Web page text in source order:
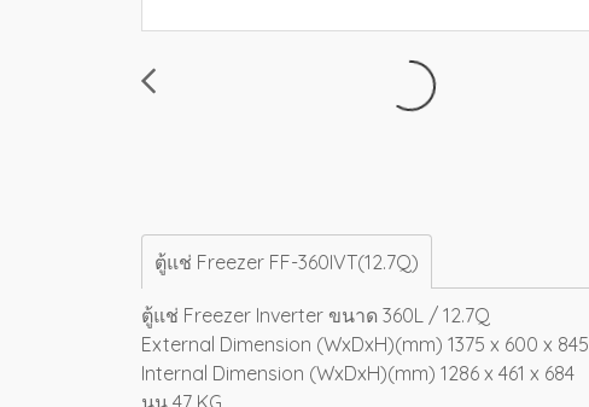
ตู้แช่ Freezer FF-360IVT(12.7Q)
ตู้แช่ Freezer Inverter ขนาด 360L / 12.7Q
External Dimension (WxDxH)(mm) 1375 x 600 x 845
Internal Dimension (WxDxH)(mm) 1286 x 461 x 684
นน 47 KG